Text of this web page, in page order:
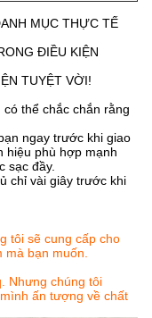
MỤC THỰC TẾ
ĐIỀU KIỆN
TUYỆT VỜI!
thể chắc chắn rằng
ngay trước khi giao
hiệu phù hợp mạnh
sạc đầy.
chỉ vài giây trước khi
tôi sẽ cung cấp cho
bạn muốn.
Nhưng chúng tôi
ấn tượng về chất